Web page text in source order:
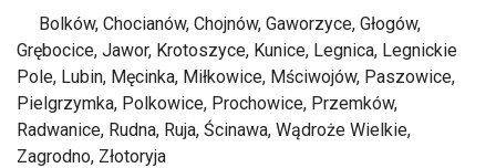
Bolków, Chocianów, Chojnów, Gaworzyce, Głogów,
Grębocice, Jawor, Krotoszyce, Kunice, Legnica, Legnickie
Pole, Lubin, Męcinka, Miłkowice, Mściwojów, Paszowice,
Pielgrzymka, Polkowice, Prochowice, Przemków,
Radwanice, Rudna, Ruja, Ścinawa, Wądroże Wielkie,
Zagrodno, Złotoryja